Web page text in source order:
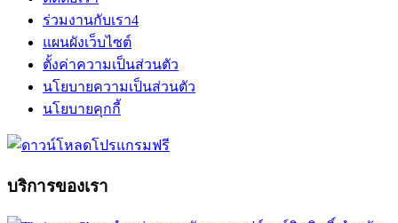
ร่วมงานกับเรา4
แผนผังเว็บไซต์
ตั้งค่าความเป็นส่วนตัว
นโยบายความเป็นส่วนตัว
นโยบายคุกกี้
บริการของเรา